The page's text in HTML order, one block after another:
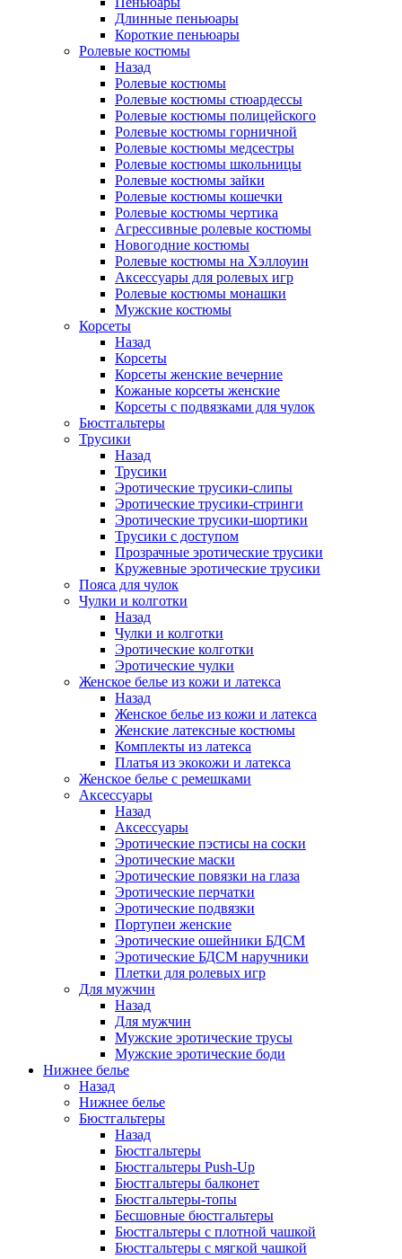
Длинные пеньюары
Короткие пеньюары
Ролевые костюмы
Назад
Ролевые костюмы
Ролевые костюмы стюардессы
Ролевые костюмы полицейского
Ролевые костюмы горничной
Ролевые костюмы медсестры
Ролевые костюмы школьницы
Ролевые костюмы зайки
Ролевые костюмы кошечки
Ролевые костюмы чертика
Агрессивные ролевые костюмы
Новогодние костюмы
Ролевые костюмы на Хэллоуин
Аксессуары для ролевых игр
Ролевые костюмы монашки
Мужские костюмы
Корсеты
Назад
Корсеты
Корсеты женские вечерние
Кожаные корсеты женские
Корсеты с подвязками для чулок
Бюстгальтеры
Трусики
Назад
Трусики
Эротические трусики-слипы
Эротические трусики-стринги
Эротические трусики-шортики
Трусики с доступом
Прозрачные эротические трусики
Кружевные эротические трусики
Пояса для чулок
Чулки и колготки
Назад
Чулки и колготки
Эротические колготки
Эротические чулки
Женское белье из кожи и латекса
Назад
Женское белье из кожи и латекса
Женские латексные костюмы
Комплекты из латекса
Платья из экокожи и латекса
Женское белье с ремешками
Аксессуары
Назад
Аксессуары
Эротические пэстисы на соски
Эротические маски
Эротические повязки на глаза
Эротические перчатки
Эротические подвязки
Портупеи женские
Эротические ошейники БДСМ
Эротические БДСМ наручники
Плетки для ролевых игр
Для мужчин
Назад
Для мужчин
Мужские эротические трусы
Мужские эротические боди
Нижнее белье
Назад
Нижнее белье
Бюстгальтеры
Назад
Бюстгальтеры
Бюстгальтеры Push-Up
Бюстгальтеры балконет
Бюстгальтеры-топы
Бесшовные бюстгальтеры
Бюстгальтеры с плотной чашкой
Бюстгальтеры с мягкой чашкой